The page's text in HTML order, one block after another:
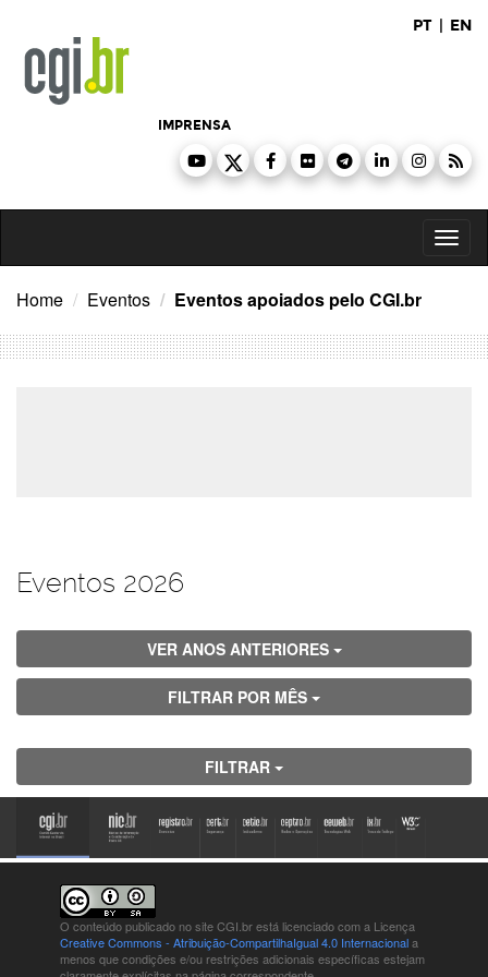
conteúdo
PT | EN
IMPRENSA
Home Eventos Eventos apoiados pelo CGI.br
Eventos 2026
VER ANOS ANTERIORES
FILTRAR POR MÊS
FILTRAR
O conteúdo publicado no site CGI.br está licenciado com a Licença
Creative Commons - Atribuição-CompartilhaIgual 4.0 Internacionala
menos que condições e/ou restrições adicionais específicas estejam